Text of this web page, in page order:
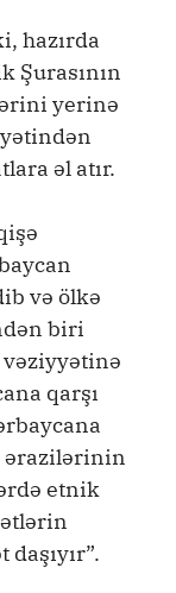
hazırda
Şurasının
yerinə
əl atır.
və ölkə
biri
vəziyyətinə
qarşı
ərazilərinin
etnik